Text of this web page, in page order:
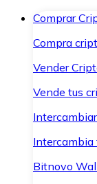
Comprar
Compra
Vender
Vende tus
Intercambia
Bitnovo